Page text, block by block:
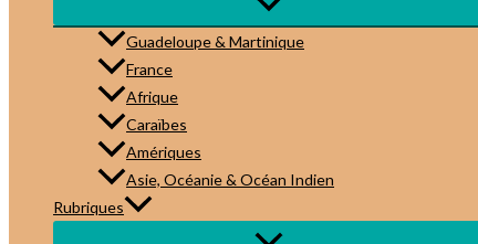
Guadeloupe & Martinique
France
Afrique
Caraïbes
Amériques
Asie, Océanie & Océan Indien
Rubriques